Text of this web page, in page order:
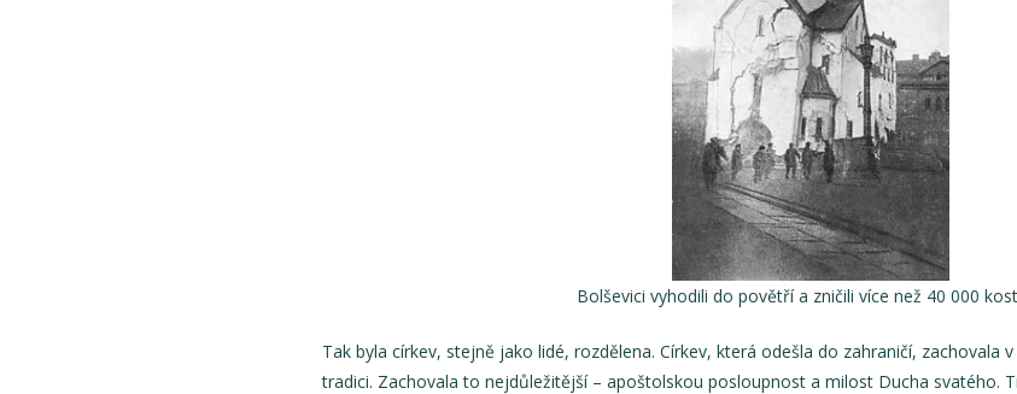
Bolševici vyhodili do povětří a zničili více než 40 000
Tak byla církev, stejně jako lidé, rozdělena. Církev, která odešla do zahraničí, zachovala
tradici. Zachovala to nejdůležitější – apoštolskou posloupnost a milost Ducha svatého.